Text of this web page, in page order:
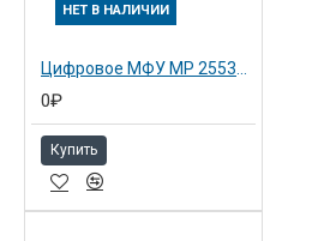
НЕТ В НАЛИЧИИ
0₽
Купить